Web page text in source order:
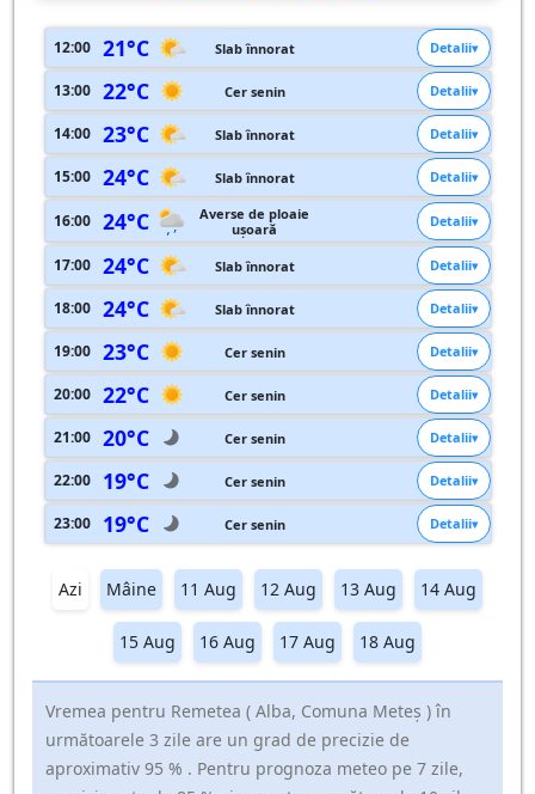
12:00 21°C Slab înnorat Detalii
13:00 22°C Cer senin Detalii
14:00 23°C Slab înnorat Detalii
15:00 24°C Slab înnorat Detalii
16:00 24°C
Averse de ploaie
ușoară
Detalii
17:00 24°C Slab înnorat Detalii
18:00 24°C Slab înnorat Detalii
19:00 23°C Cer senin Detalii
20:00 22°C Cer senin Detalii
21:00 20°C Cer senin Detalii
22:00 19°C Cer senin Detalii
23:00 19°C Cer senin Detalii
Azi Mâine 11 Aug 12 Aug 13 Aug 14 Aug
15 Aug 16 Aug 17 Aug 18 Aug
Vremea pentru Remetea ( Alba, Comuna Meteş ) în
următoarele 3 zile are un grad de precizie de
aproximativ 95 % . Pentru prognoza meteo pe 7 zile,